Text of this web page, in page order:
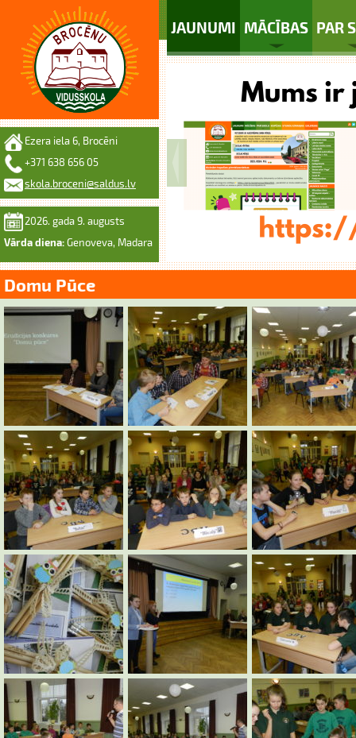
JAUNUMI MĀCĪBAS PAR
Ezera iela 6, Brocēni
+371 638 656 05
skola.broceni@saldus.lv
2026. gada 9. augusts
Vārda diena: Genoveva, Madara
Domu Pūce